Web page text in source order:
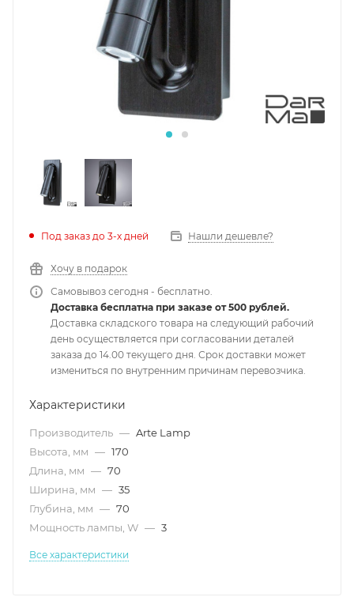
Под заказ до 3-х дней Нашли дешевле?
Хочу в подарок
Самовывоз сегодня - бесплатно.
Доставка бесплатна при заказе от 500 рублей.
Доставка складского товара на следующий рабочий
день осуществляется при согласовании деталей
заказа до 14.00 текущего дня. Срок доставки может
измениться по внутренним причинам перевозчика.
Характеристики
Производитель — Arte Lamp
Высота, мм — 170
Длина, мм — 70
Ширина, мм — 35
Глубина, мм — 70
Мощность лампы, W — 3
Все характеристики